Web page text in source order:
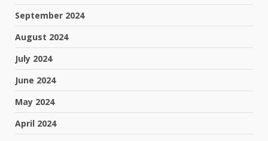
September 2024
August 2024
July 2024
June 2024
May 2024
April 2024